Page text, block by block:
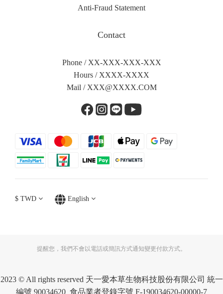
Anti-Fraud Statement
Contact
Phone / XX-XXX-XXX-XXX
Hours / XXXX-XXXX
Mail / XXX@XXXX.COM
$ TWD English
提醒您，我們不會以電話或簡訊方式通知變更付款方式。
2023 © All rights reserved 天一愛本草生物科技股份有限公司 統一
編號 90034620 食品業者登錄字號 F-190034620-00000-7